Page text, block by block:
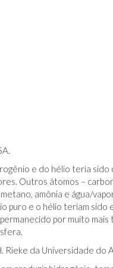
e do hélio teria
Outros átomos –
amônia e água/
puro e o hélio teriam
por muito
Rieke da Universidade